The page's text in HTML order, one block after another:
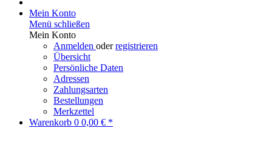
Mein Konto
Menü schließen
Mein Konto
Anmelden oderregistrieren
Übersicht
Persönliche Daten
Adressen
Zahlungsarten
Bestellungen
Merkzettel
Warenkorb 0 0,00 € *